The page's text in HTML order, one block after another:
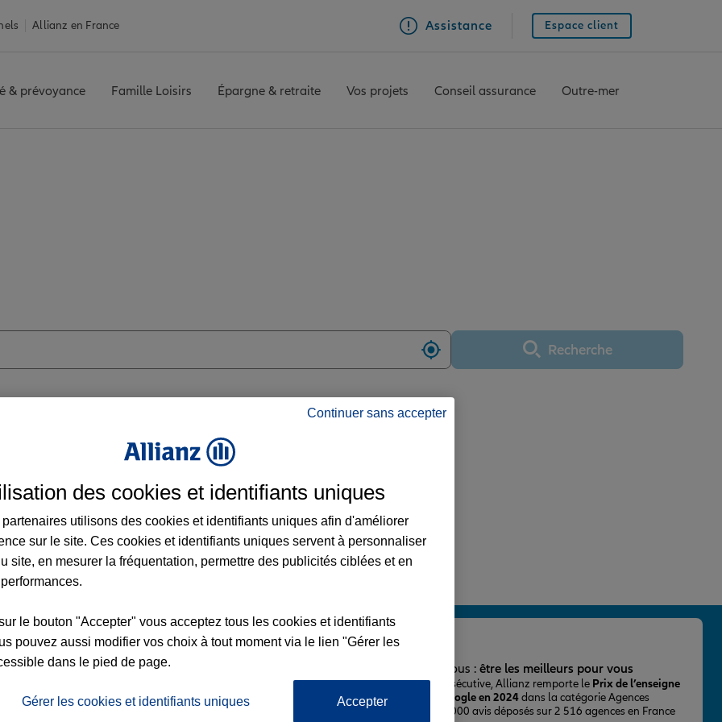
Allianz en France Assistance Espace client
& prévoyance Famille Loisirs Épargne & retraite Vos projets Conseil assurance Outre-mer
Utiliser ma positionRecherche
SUD EXPERT
Voir l'agence
SUD EXPERT
L'important pour nous : être les meilleurs pour vous
Pour la 2ème fois consécutive, Allianz remporte le Prix de l’enseigne
la mieux notée sur Google en 2024dans la catégorie Agences
d’Assurance, avec 43 000 avis déposés sur 2 516 agences en France
Continuer sans accepter
des cookies et identifiants uniques
partenaires utilisons des cookies et identifiants uniques afin d'améliorer
sur le site. Ces cookies et identifiants uniques servent à personnaliser
site, en mesurer la fréquentation, permettre des publicités ciblées et en
le bouton "Accepter" vous acceptez tous les cookies et identifiants
pouvez aussi modifier vos choix à tout moment via le lien "Gérer les
dans le pied de page.
Gérer les cookies et identifiants uniques Accepter